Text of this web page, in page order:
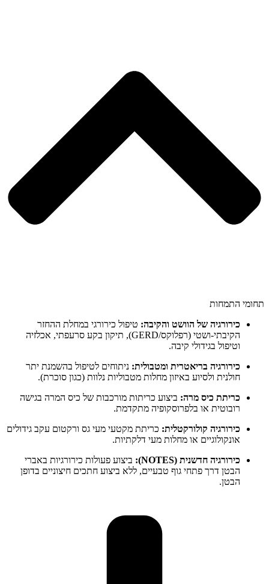
תחומי התמחות
כירורגיה של הוושט והקיבה: טיפול כירורגי במחלת ההחזר
הקיבתי-ושטי (רפלוקס/GERD), תיקון בקע סרעפתי, אכלזיה
וטיפול בגידולי קיבה.
כירורגיה בריאטרית ומטבולית: ניתוחים לטיפול בהשמנת יתר
חולנית ולסיוע באיזון מחלות מטבוליות נלוות (כגון סוכרת).
כריתת כיס מרה: ביצוע כריתות מורכבות של כיס המרה בגישה
רובוטית או בלפרוסקופיה מתקדמת.
כירורגיה קולורקטלית: כריתת מקטעי מעי גס ורקטום עקב גידולים
אונקולוגיים או מחלות מעי דלקתיות.
כירורגיה חדשנית (NOTES):
ביצוע פעולות כירורגיות באברי
הבטן דרך פתחי גוף טבעיים, ללא ביצוע חתכים חיצוניים בדופן
הבטן.